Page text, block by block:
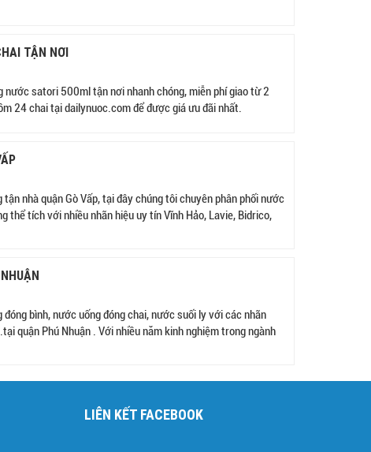
TẬN NƠI
satori 500ml tận nơi nhanh chóng, miễn phí giao từ 2
24 chai tại dailynuoc.com để được giá ưu đãi nhất.
nhà quận Gò Vấp, tại đây chúng tôi chuyên phân phối nước
thể tích với nhiều nhãn hiệu uy tín Vĩnh Hảo, Lavie, Bidrico,
bình, nước uống đóng chai, nước suối ly với các nhãn
quận Phú Nhuận . Với nhiều năm kinh nghiệm trong ngành
LIÊN KẾT FACEBOOK